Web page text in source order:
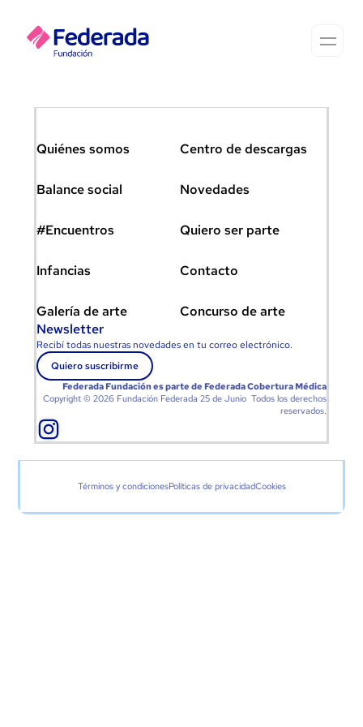
Quiénes somos
Balance social
#Encuentros
Infancias
Galería de arte
Centro de descargas
Novedades
Quiero ser parte
Contacto
Concurso de arte
Newsletter
Recibí todas nuestras novedades en tu correo electrónico.
Quiero suscribirme
Federada Fundación es parte deFederada Cobertura Médica
Copyright © 2026 Fundación Federada 25 de Junio Todos los derechos
reservados.
Términos y condicionesPolíticas de privacidadCookies